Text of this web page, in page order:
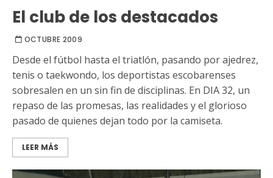
El club de los destacados
OCTUBRE 2009
Desde el fútbol hasta el triatlón, pasando por ajedrez,
tenis o taekwondo, los deportistas escobarenses
sobresalen en un sin fin de disciplinas. En DIA 32, un
repaso de las promesas, las realidades y el glorioso
pasado de quienes dejan todo por la camiseta.
LEER MÁS